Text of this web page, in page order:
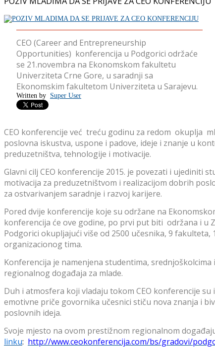
CEO (Career and Entrepreneurship
Opportunities) konferencija u Podgorici održaće
se 21.novembra na Ekonomskom fakultetu
Univerziteta Crne Gore, u saradnji sa
Ekonomskim fakultetom Univerziteta u Sarajevu.
Written by Super User
CEO konferencije već treću godinu za redom okuplja
poslovna iskustva, uspone i padove, ideje i znanje u
preduzetništva, tehnologije i motivacije.
Glavni cilj CEO konferencije 2015. je povezati i ujediniti
motivacija za preduzetništvom i realizacijom dobrih
za ostvarivanjem saradnje i razvoj karijere.
Pored dvije konferencije koje su održane na
konferencija će ove godine, po prvi put biti održana i u
Podgorici okupljajući više od 2500 učesnika, 9
organizacionog tima.
Konferencija je namenjena studentima,
regionalnog događaja za mlade.
Duh i atmosfera koji vladaju tokom CEO konferencije
emotivne priče govornika učesnici stiču nova znanja i
poslovnih ideja.
Svoje mjesto na ovom prestižnom regionalnom
linku: http://www.ceokonferencija.com/bs/gradovi/